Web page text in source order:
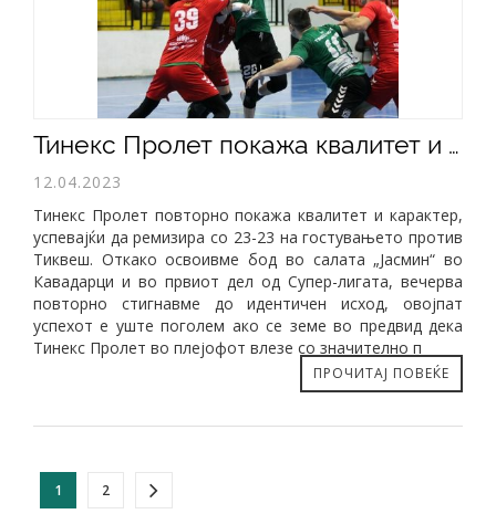
Тинекс Пролет покажа квалитет и карактер - повторно непоразен се враќа од Кавадарци (23-23)
12.04.2023
Тинекс Пролет повторно покажа квалитет и карактер,
успевајќи да ремизира со 23-23 на гостувањето против
Тиквеш. Откако освоивме бод во салата „Јасмин“ во
Кавадарци и во првиот дел од Супер-лигата, вечерва
повторно стигнавме до идентичен исход, овојпат
успехот е уште поголем ако се земе во предвид дека
Тинекс Пролет во плејофот влезе со значително п
ПРОЧИТАЈ ПОВЕЌЕ
1 2